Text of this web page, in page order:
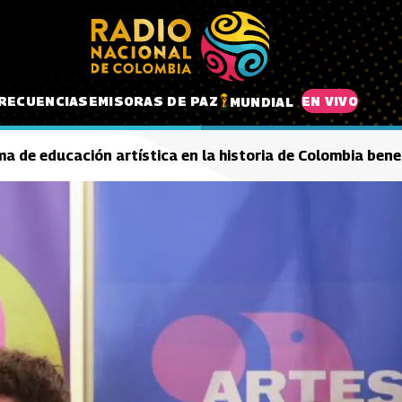
EMISORAS DE PAZ MUNDIAL EN VIVO
de educación artística en la historia de Colombia